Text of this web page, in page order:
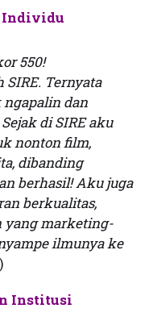
Individu
550!
Ternyata
dan
di SIRE aku
nonton film,
dibanding
berhasil! Aku juga
berkualitas,
yang marketing-
ilmunya ke
Institusi